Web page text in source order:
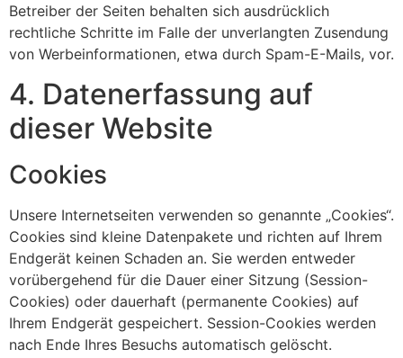
Betreiber der Seiten behalten sich ausdrücklich
rechtliche Schritte im Falle der unverlangten Zusendung
von Werbeinformationen, etwa durch Spam-E-Mails, vor.
4. Datenerfassung auf
dieser Website
Cookies
Unsere Internetseiten verwenden so genannte „Cookies“.
Cookies sind kleine Datenpakete und richten auf Ihrem
Endgerät keinen Schaden an. Sie werden entweder
vorübergehend für die Dauer einer Sitzung (Session-
Cookies) oder dauerhaft (permanente Cookies) auf
Ihrem Endgerät gespeichert. Session-Cookies werden
nach Ende Ihres Besuchs automatisch gelöscht.